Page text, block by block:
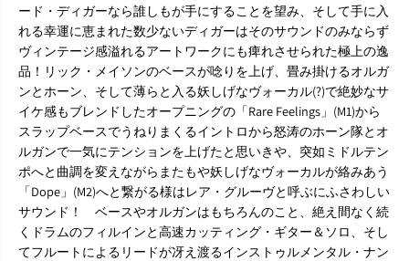
e
n
s
o
n
s
O
i
c
k
M
m
e
n
s
o
s
O
f
R
i
c
k
M
ード・ディガーなら誰しもが手にすることを望み、そして手に入
れる幸運に恵まれた数少ないディガーはそのサウンドのみならず
ヴィンテージ感溢れるアートワークにも痺れさせられた極上の逸
品！リック・メイソンのベースが唸りを上げ、畳み掛けるオルガ
ンとホーン、そして薄らと入る妖しげなヴォーカル(?)で絶妙なサ
イケ感もブレンドしたオープニングの「Rare Feelings」(M1)から
スラップベースでうねりまくるイントロから怒涛のホーン隊とオ
ルガンで一気にテンションを上げたと思いきや、突如ミドルテン
ポへと曲調を変えながらまたもや妖しげなヴォーカルが絡みあう
「Dope」(M2)へと繋がる様はレア・グルーヴと呼ぶにふさわしい
サウンド！ ベースやオルガンはもちろんのこと、絶え間なく続
くドラムのフィルインと高速カッティング・ギター＆ソロ、そし
てフルートによるリードが冴え渡るインストゥルメンタル・ナン